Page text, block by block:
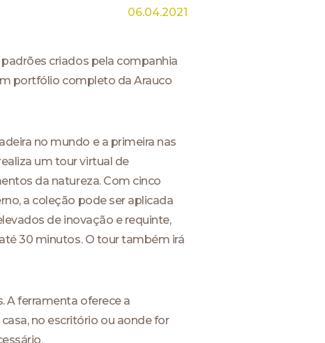
06.04.2021
criados pela companhia
portfólio completo da Arauco
no mundo e a primeira nas
um tour virtual de
da natureza. Com cinco
a coleção pode ser aplicada
de inovação e requinte,
30 minutos. O tour também irá
A ferramenta oferece a
no escritório ou aonde for